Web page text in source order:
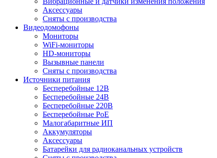
Аксессуары
Сняты с производства
Видеодомофоны
Мониторы
WiFi-мониторы
HD-мониторы
Вызывные панели
Сняты с производства
Источники питания
Бесперебойные 12В
Бесперебойные 24В
Бесперебойные 220В
Бесперебойные PoE
Малогабаритные ИП
Аккумуляторы
Аксессуары
Батарейки для радиоканальных устройств